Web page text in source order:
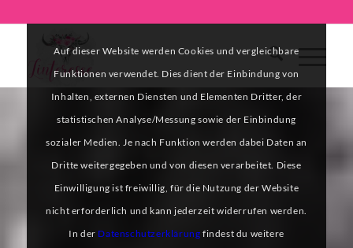
Auf dieser Website werden Cookies und vergleichbare
Funktionen verwendet. Dies dient der Einbindung von
Inhalten, externen Diensten und Elementen Dritter, der
statistischen Analyse/Messung sowie der Einbindung
sozialer Medien. Je nach Funktion werden dabei Daten an
Dritte weitergegeben und von diesen verarbeitet. Diese
Einwilligung ist freiwillig, für die Nutzung der Website
nicht erforderlich und kann jederzeit widerrufen werden.
In der Datenschutzerklärung findest du weitere